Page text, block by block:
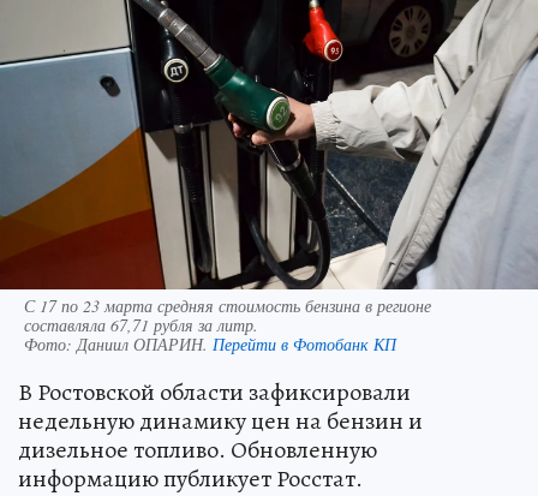
С 17 по 23 марта средняя стоимость бензина в регионе
составляла 67,71 рубля за литр.
Фото: Даниил ОПАРИН. Перейти в Фотобанк КП
В Ростовской области зафиксировали
недельную динамику цен на бензин и
дизельное топливо. Обновленную
информацию публикует Росстат.